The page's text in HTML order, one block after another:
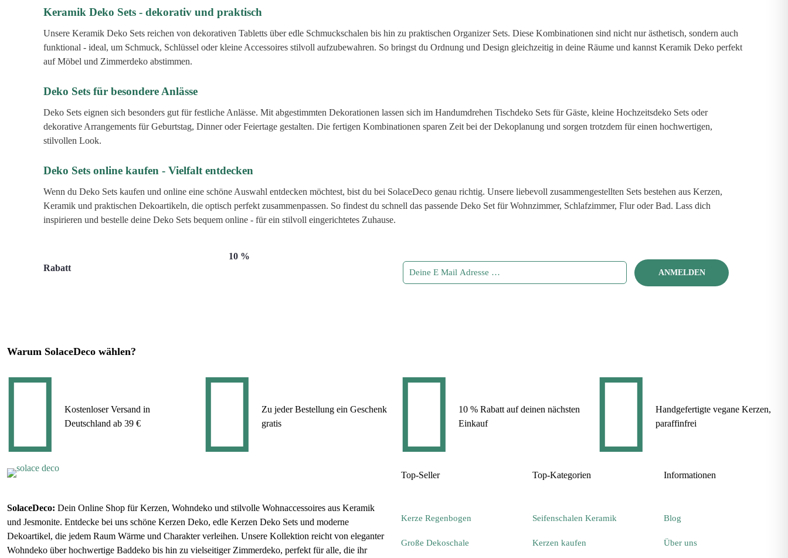
Keramik Deko Sets - dekorativ und praktisch
Unsere Keramik Deko Sets reichen von dekorativen Tabletts über edle Schmuckschalen bis hin zu praktischen Organizer Sets. Diese Kombinationen sind nicht nur ästhetisch, sondern auch
funktional - ideal, um Schmuck, Schlüssel oder kleine Accessoires stilvoll aufzubewahren. So bringst du Ordnung und Design gleichzeitig in deine Räume und kannst Keramik Deko perfekt
auf Möbel und Zimmerdeko abstimmen.
Deko Sets für besondere Anlässe
Deko Sets eignen sich besonders gut für festliche Anlässe. Mit abgestimmten Dekorationen lassen sich im Handumdrehen Tischdeko Sets für Gäste, kleine Hochzeitsdeko Sets oder
dekorative Arrangements für Geburtstag, Dinner oder Feiertage gestalten. Die fertigen Kombinationen sparen Zeit bei der Dekoplanung und sorgen trotzdem für einen hochwertigen,
stilvollen Look.
Deko Sets online kaufen - Vielfalt entdecken
Wenn du Deko Sets kaufen und online eine schöne Auswahl entdecken möchtest, bist du bei SolaceDeco genau richtig. Unsere liebevoll zusammengestellten Sets bestehen aus Kerzen,
Keramik und praktischen Dekoartikeln, die optisch perfekt zusammenpassen. So findest du schnell das passende Deko Set für Wohnzimmer, Schlafzimmer, Flur oder Bad. Lass dich
inspirieren und bestelle deine Deko Sets bequem online - für ein stilvoll eingerichtetes Zuhause.
10 %
Rabatt
Warum SolaceDeco wählen?
Kostenloser Versand in
Deutschland ab 39 €
Zu jeder Bestellung ein Geschenk
gratis
10 % Rabatt auf deinen nächsten
Einkauf
Handgefertigte vegane Kerzen,
paraffinfrei
SolaceDeco: Dein Online Shop für Kerzen, Wohndeko und stilvolle Wohnaccessoires aus Keramik
und Jesmonite. Entdecke bei uns schöne Kerzen Deko, edle Kerzen Deko Sets und moderne
Dekoartikel, die jedem Raum Wärme und Charakter verleihen. Unsere Kollektion reicht von eleganter
Wohndeko über hochwertige Baddeko bis hin zu vielseitiger Zimmerdeko, perfekt für alle, die ihr
Top-Seller
Kerze Regenbogen
Große Dekoschale
Top-Kategorien
Seifenschalen Keramik
Kerzen kaufen
Informationen
Blog
Über uns